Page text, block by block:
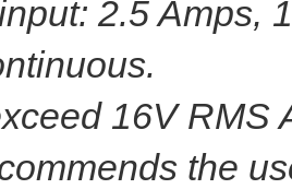
2.5 Amps,
16V RMS
the